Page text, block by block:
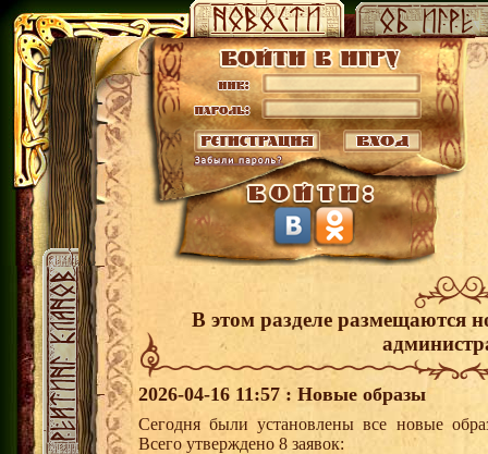
В этом разделе размещаются
2026-04-16 11:57 : Новые образы
Сегодня были установлены все новые
Всего утверждено 8 заявок: